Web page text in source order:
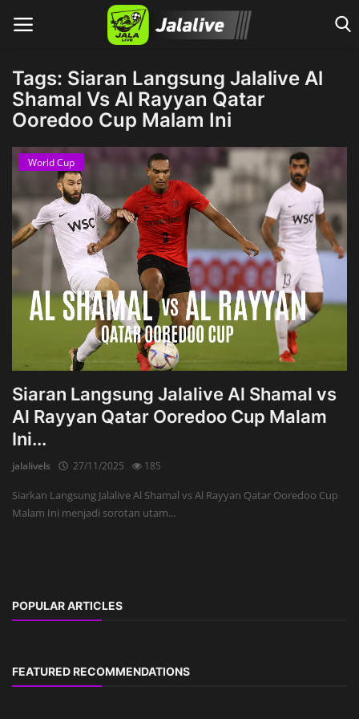
Home
Tags: Siaran Langsung Jalalive Al
Shamal Vs Al Rayyan Qatar
Ooredoo Cup Malam Ini
World Cup
Siaran Langsung Jalalive Al Shamal vs
Al Rayyan Qatar Ooredoo Cup Malam
Ini...
jalalivels 27/11/2025 185
Siarkan Langsung Jalalive Al Shamal vs Al Rayyan Qatar Ooredoo Cup
Malam Ini menjadi sorotan utam...
POPULAR ARTICLES
FEATURED RECOMMENDATIONS